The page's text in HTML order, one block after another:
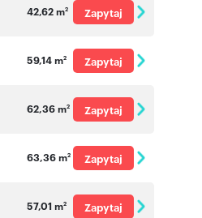
42,62 m2
Zapytaj
59,14 m2
Zapytaj
62,36 m2
Zapytaj
63,36 m2
Zapytaj
57,01 m2
Zapytaj